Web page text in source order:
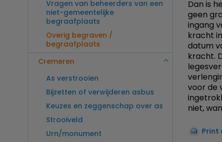
Vragen van beheerders van een
niet-gemeentelijke
begraafplaats
Overig begraven /
begraafplaats
Cremeren
As verstrooien
Bijzetten of verwijderen asbus
Keuzes en zeggenschap over as
Strooiveld
Urn/monument
Dan is
geen
ingang
kracht
datum
kracht.
voor de
niet,
Print